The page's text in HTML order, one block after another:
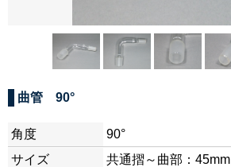
曲管 90°
角度
90°
サイズ
共通摺～曲部：45mm